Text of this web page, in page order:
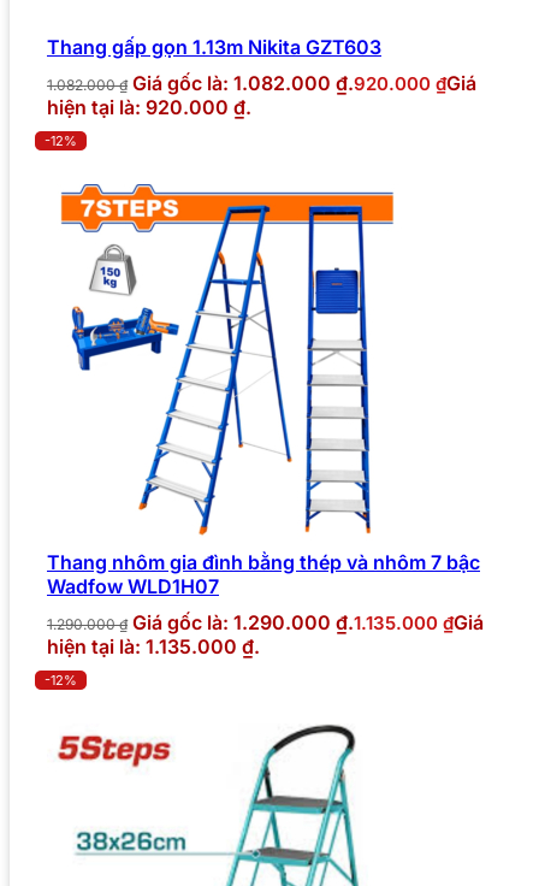
Thang gấp gọn 1.13m Nikita GZT603
1.082.000₫ Giá gốc là: 1.082.000 ₫.920.000 ₫Giá
hiện tại là: 920.000 ₫.
-12%
Thang nhôm gia đình bằng thép và nhôm 7 bậc
Wadfow WLD1H07
1.290.000₫ Giá gốc là: 1.290.000 ₫.1.135.000 ₫Giá
hiện tại là: 1.135.000 ₫.
-12%